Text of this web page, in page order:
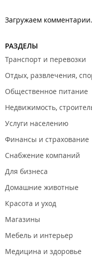
Загружаем
РАЗДЕЛЫ
Транспорт и перевозки
Отдых, развлечения,
Общественное питание
Недвижимость,
Услуги населению
Финансы и страхование
Снабжение компаний
Для бизнеса
Домашние животные
Красота и уход
Магазины
Мебель и интерьер
Медицина и здоровье